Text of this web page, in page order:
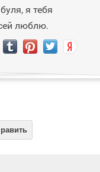
я тебя
люблю.